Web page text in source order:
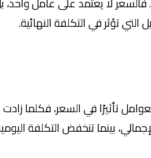
في التكلفة النهائية.
تأثيرًا في السعر، فكلما زادت
بينما تنخفض التكلفة اليومية